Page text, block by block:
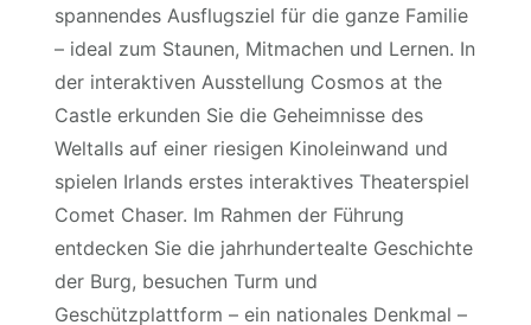
spannendes Ausflugsziel für die ganze Familie
– ideal zum Staunen, Mitmachen und Lernen. In
der interaktiven Ausstellung Cosmos at the
Castle erkunden Sie die Geheimnisse des
Weltalls auf einer riesigen Kinoleinwand und
spielen Irlands erstes interaktives Theaterspiel
Comet Chaser. Im Rahmen der Führung
entdecken Sie die jahrhundertealte Geschichte
der Burg, besuchen Turm und
Geschützplattform – ein nationales Denkmal –